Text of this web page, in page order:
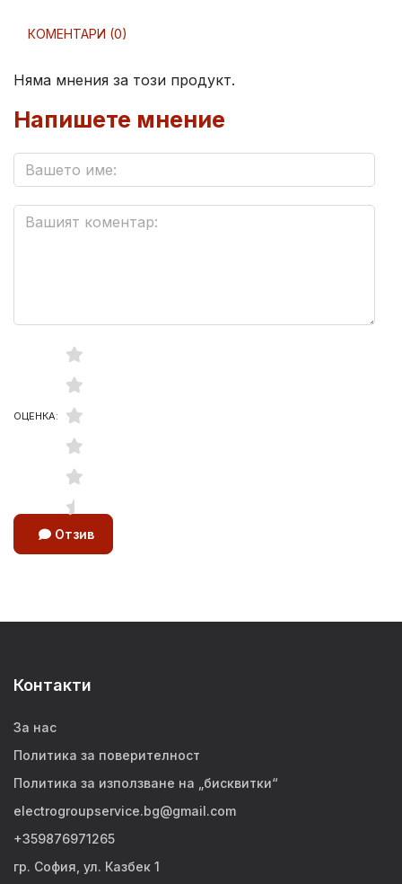
КОМЕНТАРИ (0)
Няма мнения за този продукт.
Напишете мнение
ОЦЕНКА:
Отзив
Контакти
За нас
Политика за поверителност
Политика за използване на „бисквитки“
electrogroupservice.bg@gmail.com
+359876971265
гр. София, ул. Казбек 1